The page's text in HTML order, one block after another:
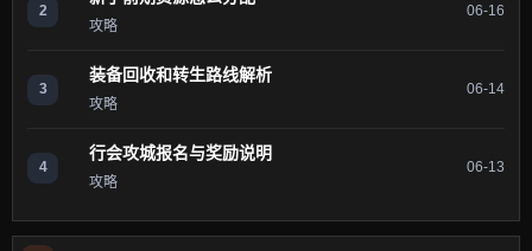
2
攻略
06-16
3
装备回收和转生路线解析
攻略
06-14
4
行会攻城报名与奖励说明
攻略
06-13